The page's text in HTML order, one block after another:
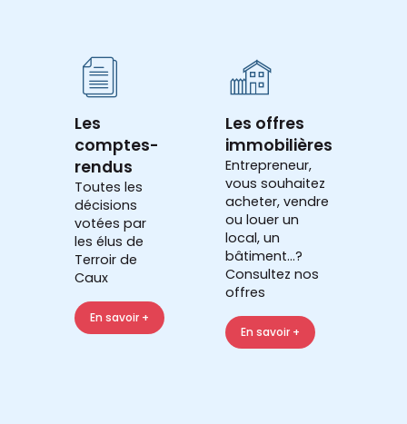
Les
comptes-
rendus
Toutes les
décisions
votées par
les élus de
Terroir de
Caux
En savoir +
Les offres
immobilières
Entrepreneur,
vous souhaitez
acheter, vendre
ou louer un
local, un
bâtiment...?
Consultez nos
offres
En savoir +